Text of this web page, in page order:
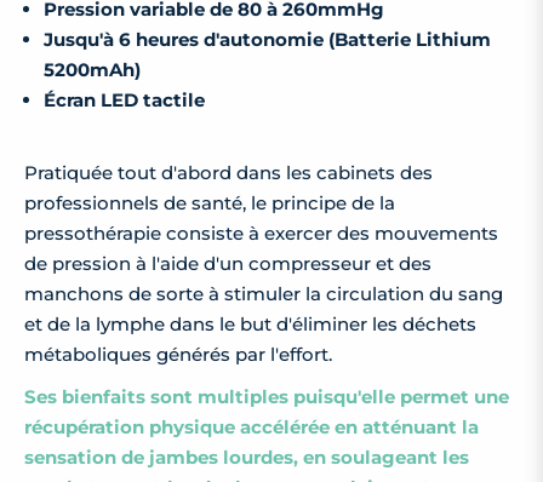
Pression variable de 80 à 260mmHg
Jusqu'à 6 heures d'autonomie (Batterie Lithium
5200mAh)
Écran LED tactile
Pratiquée tout d'abord dans les cabinets des
professionnels de santé, le principe de la
pressothérapie consiste à exercer des mouvements
de pression à l'aide d'un compresseur et des
manchons de sorte à stimuler la circulation du sang
et de la lymphe dans le but d'éliminer les déchets
métaboliques générés par l'effort.
Ses bienfaits sont multiples puisqu'elle permet une
récupération physique accélérée en atténuant la
sensation de jambes lourdes, en soulageant les